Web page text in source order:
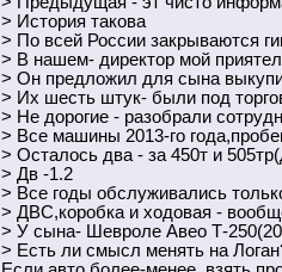
> История такова
> По всей России закрываются
> В нашем- директор мой
> Он предложил для сына
> Их шесть штук- были под
> Не дорогие - разобрали
> Все машины 2013-го
> Осталось два - за 450т и
> Дв -1.2
> Все годы обслуживались
> ДВС,коробка и ходовая -
> У сына- Шевроле Авео Т-
> Есть ли смысл менять на